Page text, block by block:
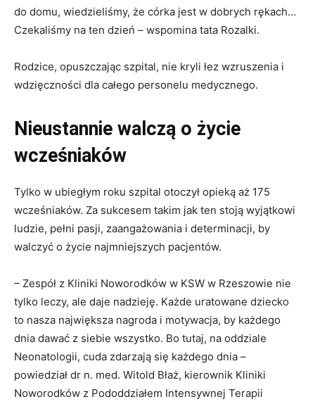
do domu, wiedzieliśmy, że córka jest w dobrych rękach…
Czekaliśmy na ten dzień – wspomina tata Rozalki.
Rodzice, opuszczając szpital, nie kryli łez wzruszenia i
wdzięczności dla całego personelu medycznego.
Nieustannie walczą o życie
wcześniaków
Tylko w ubiegłym roku szpital otoczył opieką aż 175
wcześniaków. Za sukcesem takim jak ten stoją wyjątkowi
ludzie, pełni pasji, zaangażowania i determinacji, by
walczyć o życie najmniejszych pacjentów.
– Zespół z Kliniki Noworodków w KSW w Rzeszowie nie
tylko leczy, ale daje nadzieję. Każde uratowane dziecko
to nasza największa nagroda i motywacja, by każdego
dnia dawać z siebie wszystko. Bo tutaj, na oddziale
Neonatologii, cuda zdarzają się każdego dnia –
powiedział dr n. med. Witold Błaż, kierownik Kliniki
Noworodków z Pododdziałem Intensywnej Terapii